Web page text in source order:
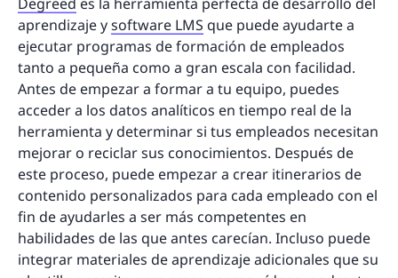
aprendizaje ysoftware LMS que puede ayudarte a
ejecutar programas de formación de empleados
tanto a pequeña como a gran escala con facilidad.
Antes de empezar a formar a tu equipo, puedes
acceder a los datos analíticos en tiempo real de la
herramienta y determinar si tus empleados necesitan
mejorar o reciclar sus conocimientos. Después de
este proceso, puede empezar a crear itinerarios de
contenido personalizados para cada empleado con el
fin de ayudarles a ser más competentes en
habilidades de las que antes carecían. Incluso puede
integrar materiales de aprendizaje adicionales que su